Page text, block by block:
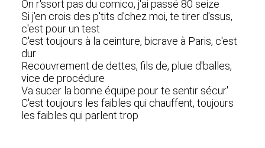
On r'ssort pas du comico, j'ai passé 80 seize
Si j'en crois des p'tits d'chez moi, te tirer d'ssus,
c'est pour un test
C'est toujours à la ceinture, bicrave à Paris, c'est
dur
Recouvrement de dettes, fils de, pluie d'balles,
vice de procédure
Va sucer la bonne équipe pour te sentir sécur'
C'est toujours les faibles qui chauffent, toujours
les faibles qui parlent trop